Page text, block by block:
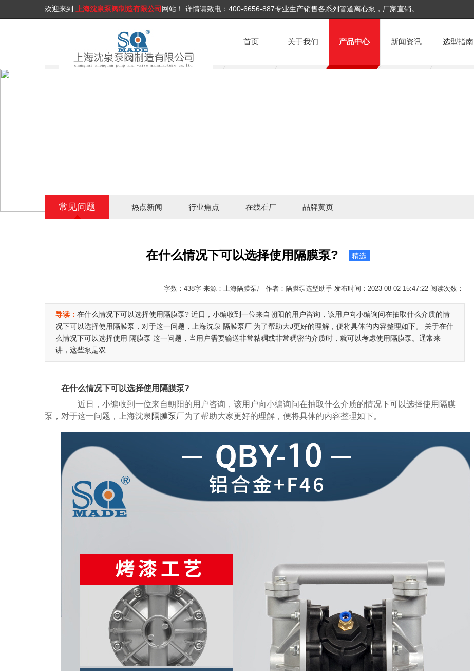
欢迎来到 上海沈泉泵阀制造有限公司 网站！ 详情请致电： 400-6656-887专业生产销售各系列管道离心泵，厂家直销。
首页 关于我们 产品中心 新闻资讯 选型指南
常见问题 热点新闻 行业焦点 在线看厂 品牌黄页
在什么情况下可以选择使用隔膜泵? 精选
字数：438字 来源：上海隔膜泵厂 作者：隔膜泵选型助手 发布时间：2023-08-02 15:47:22 阅读次数：
导读： 在什么情况下可以选择使用隔膜泵? 近日，小编收到一位来自朝阳的用户咨询，该用户向小编询问在抽取什么介质的情
况下可以选择使用隔膜泵，对于这一问题，上海沈泉 隔膜泵厂 为了帮助大J更好的理解，便将具体的内容整理如下。 关于在什
么情况下可以选择使用 隔膜泵 这一问题，当用户需要输送非常粘稠或非常稠密的介质时，就可以考虑使用隔膜泵。通常来
讲，这些泵是双...
在什么情况下可以选择使用隔膜泵?
近日，小编收到一位来自朝阳的用户咨询，该用户向小编询问在抽取什么介质的情况下可以选择使用隔膜
泵，对于这一问题，上海沈泉 隔膜泵厂为了帮助大家更好的理解，便将具体的内容整理如下。